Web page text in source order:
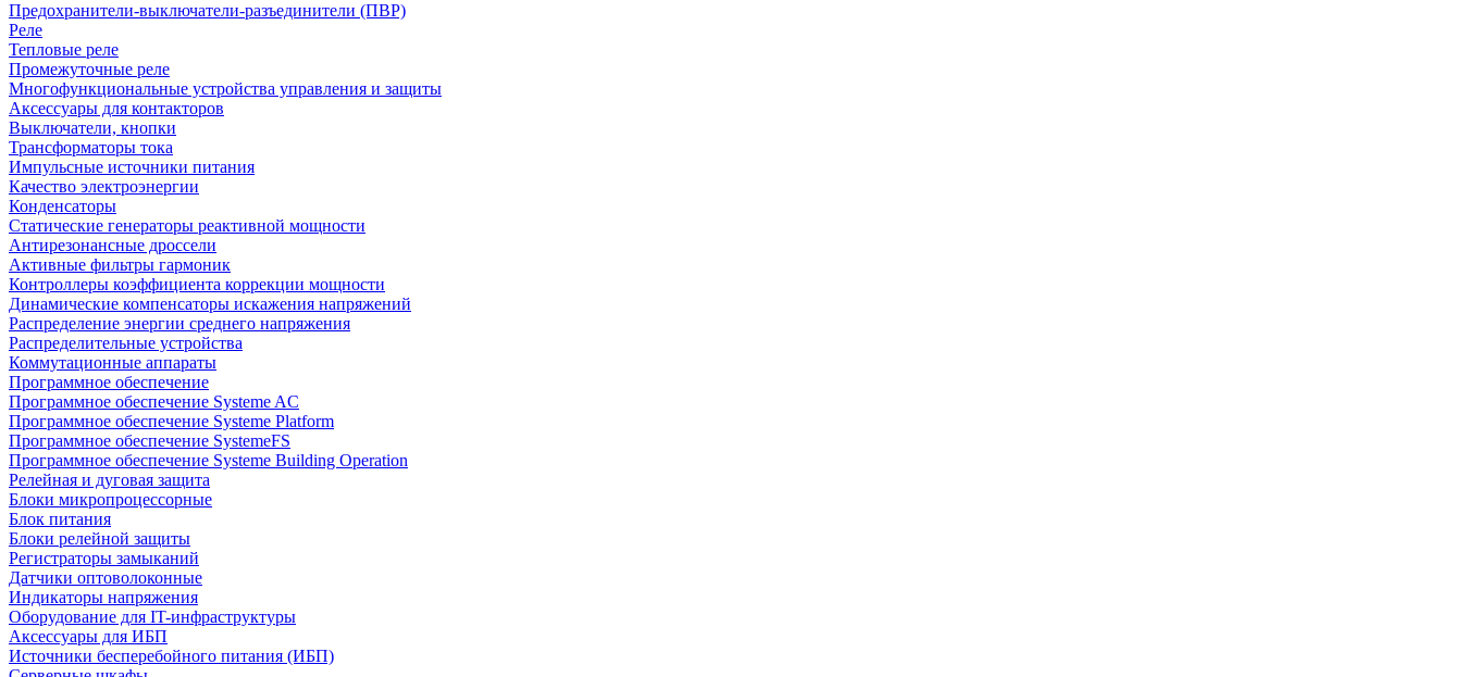
Предохранители-выключатели-разъединители (ПВР)
Реле
Тепловые реле
Промежуточные реле
Многофункциональные устройства управления и защиты
Аксессуары для контакторов
Выключатели, кнопки
Трансформаторы тока
Импульсные источники питания
Качество электроэнергии
Конденсаторы
Статические генераторы реактивной мощности
Антирезонансные дроссели
Активные фильтры гармоник
Контроллеры коэффициента коррекции мощности
Динамические компенсаторы искажения напряжений
Распределение энергии среднего напряжения
Распределительные устройства
Коммутационные аппараты
Программное обеспечение
Программное обеспечение Systeme AC
Программное обеспечение Systeme Platform
Программное обеспечение SystemeFS
Программное обеспечение Systeme Building Operation
Релейная и дуговая защита
Блоки микропроцессорные
Блок питания
Блоки релейной защиты
Регистраторы замыканий
Датчики оптоволоконные
Индикаторы напряжения
Оборудование для IT-инфраструктуры
Аксессуары для ИБП
Источники бесперебойного питания (ИБП)